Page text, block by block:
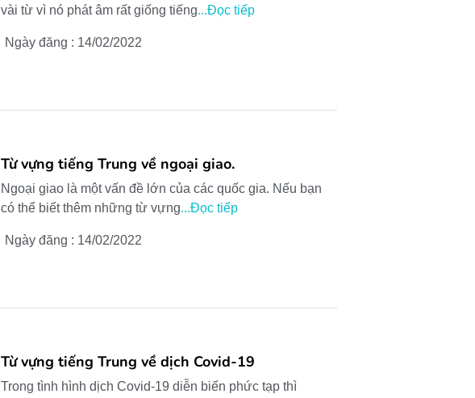
vài từ vì nó phát âm rất giống tiếng...Đọc tiếp
Ngày đăng : 14/02/2022
Từ vựng tiếng Trung về ngoại giao.
Ngoại giao là một vấn đề lớn của các quốc gia. Nếu bạn
có thể biết thêm những từ vựng...Đọc tiếp
Ngày đăng : 14/02/2022
Từ vựng tiếng Trung về dịch Covid-19
Trong tình hình dịch Covid-19 diễn biến phức tạp thì